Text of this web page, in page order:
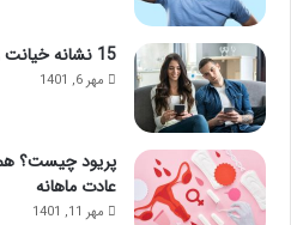
15 نشانه خیانت زنان در روابط عاشقانه و زناشویی
مهر 6, 1401
پریود چیست؟
عادت ماهانه
مهر 11, 1401